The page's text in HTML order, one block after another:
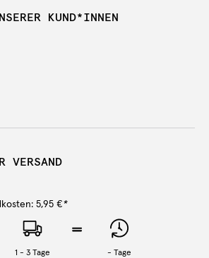
KUND*INNEN
VERSAND
5,95 €*
1 - 3 Tage
- Tage